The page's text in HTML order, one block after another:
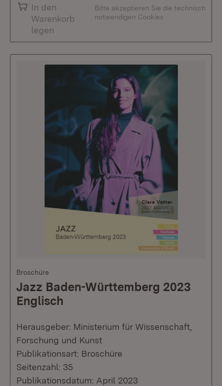
In den
Warenkorb
legen
Bitte akzeptieren Sie die technisch
notwendigen Cookies
Broschüre
Jazz Baden-Württemberg 2023
Englisch
Herausgeber: Ministerium für Wissenschaft,
Forschung und Kunst
Publikationsart: Broschüre
Seitenzahl: 35
Publikationsdatum: April 2023